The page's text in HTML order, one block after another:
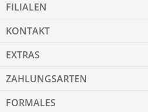
FILIALEN
KONTAKT
EXTRAS
ZAHLUNGSARTEN
FORMALES